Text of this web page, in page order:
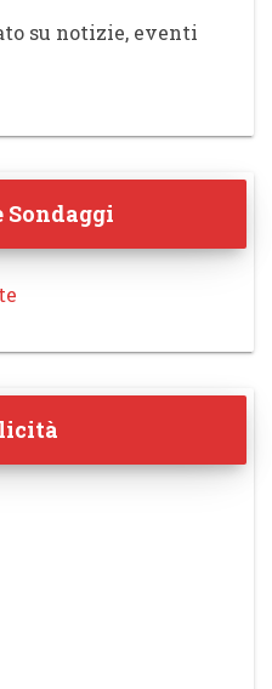
su notizie, eventi
Sondaggi